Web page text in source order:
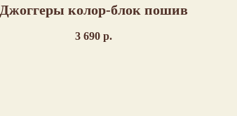
Джоггеры колор-блок пошив
3 690 р.